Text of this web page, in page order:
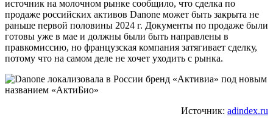
источник на молочном рынке сообщило, что сделка по
продаже российских активов Danone может быть закрыта не
раньше первой половины 2024 г. Документы по продаже были
готовы уже в мае и должны были быть направлены в
правкомиссию, но французская компания затягивает сделку,
потому что на самом деле не хочет уходить с рынка.
Источник: adindex.ru